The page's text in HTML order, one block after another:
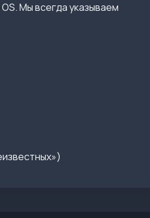
Мы всегда указываем